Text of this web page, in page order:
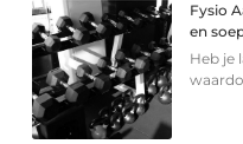
Fysio
en
Heb je